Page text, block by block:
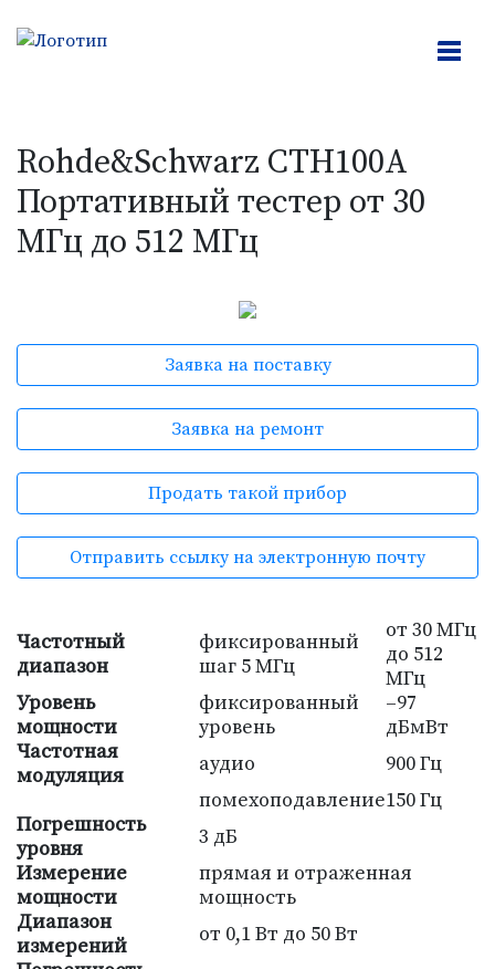
Rohde&Schwarz CTH100A
Портативный тестер от 30
МГц до 512 МГц
Заявка на поставку
Заявка на ремонт
Продать такой прибор
Отправить ссылку на электронную почту
Частотный
диапазон
фиксированный
шаг 5 МГц
от 30 MГц
до 512
МГц
Уровень
мощности
фиксированный
уровень
–97
дБмВт
Частотная
модуляция
аудио
900 Гц
помехоподавление150 Гц
Погрешность
уровня
3 дБ
Измерение
мощности
прямая и отраженная
мощность
Диапазон
измерений
от 0,1 Вт до 50 Вт